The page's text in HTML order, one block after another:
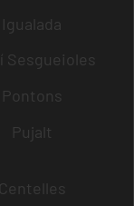
Igualada
Sesgueioles
Pontons
Pujalt
Centelles